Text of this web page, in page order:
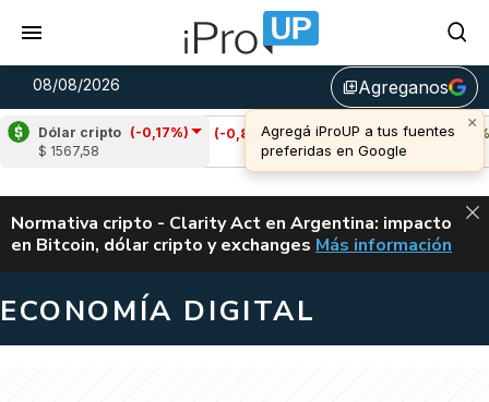
08/08/2026 library_addAgreganos
Dólar cripto (-0,17%)
$ 1567,58
Cardano (-0,83%)
Avalanche (1,41%)
u$s 6,54
ALERTA
Normativa cripto - Clarity Act en Argentina: impacto
en Bitcoin, dólar cripto y exchanges CLARITY ACT EN
Más información
ECONOMÍA DIGITAL